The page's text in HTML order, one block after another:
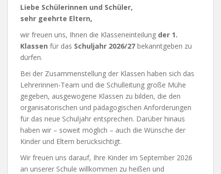
Liebe Schülerinnen und Schüler,
sehr geehrte Eltern,
wir freuen uns, Ihnen die Klasseneinteilung der 1.
Klassen für das Schuljahr 2026/27 bekanntgeben zu
dürfen.
Bei der Zusammenstellung der Klassen haben sich das
Lehrerinnen-Team und die Schulleitung große Mühe
gegeben, ausgewogene Klassen zu bilden, die den
organisatorischen und pädagogischen Anforderungen
für das neue Schuljahr entsprechen. Darüber hinaus
haben wir – soweit möglich – auch die Wünsche der
Kinder und Eltern berücksichtigt.
Wir freuen uns darauf, Ihre Kinder im September 2026
an unserer Schule willkommen zu heißen und